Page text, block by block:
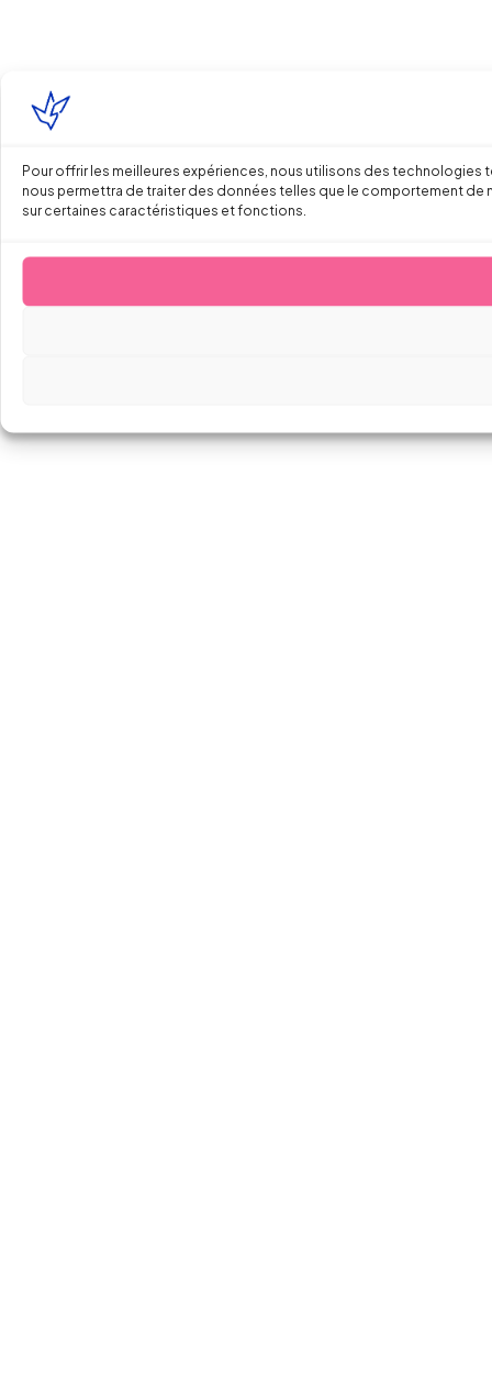
Pour offrir les meilleures expériences, nous utilisons des
nous permettra de traiter des données telles que le comportement de
sur certaines caractéristiques et fonctions.